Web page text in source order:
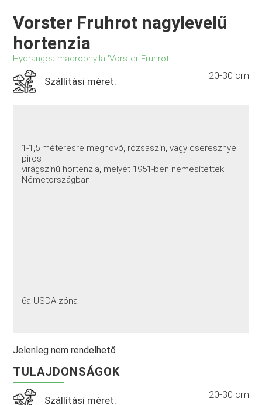
Vorster Fruhrot nagylevelű
hortenzia
Hydrangea macrophylla 'Vorster Fruhrot'
Szállítási méret: 20-30 cm
1-1,5 méteresre megnövő, rózsaszín, vagy cseresznye
piros
virágszínű hortenzia, melyet 1951-ben nemesítettek
Németországban.
6a USDA-zóna
Jelenleg nem rendelhető
TULAJDONSÁGOK
Szállítási méret: 20-30 cm